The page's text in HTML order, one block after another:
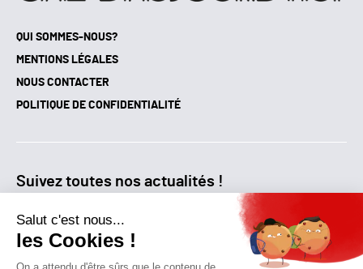
QUI SOMMES-NOUS?
MENTIONS LÉGALES
NOUS CONTACTER
POLITIQUE DE CONFIDENTIALITÉ
Suivez toutes nos actualités !